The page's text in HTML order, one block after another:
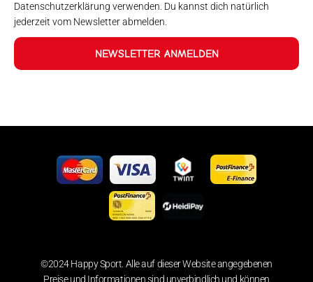
Datenschutzerklärung verwenden. Du kannst dich natürlich
jederzeit vom Newsletter abmelden.
NEWSLETTER ANMELDEN
©2024 Happy Sport. Alle auf dieser Website angegebenen
Preise und Informationen sind unverbindlich und können